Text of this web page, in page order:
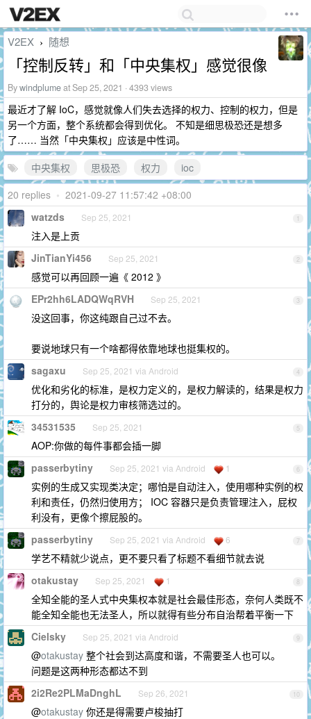
V2EX › 随想
「控制反转」和「中央集权」感觉很像
Bywindplumeat Sep 25, 2021 · 4393 views
最近才了解 IoC，感觉就像人们失去选择的权力、控制的权力，但是
另一个方面，整个系统都会得到优化。 不知是细思极恐还是想多
了…… 当然「中央集权」应该是中性词。
中央集权
思极恐 权力
ioc
20 replies • 2021-09-27 11:57:42 +08:00
1
watzds Sep 25, 2021
注入是上贡
2
JinTianYi456 Sep 25, 2021
感觉可以再回顾一遍《 2012 》
3
EPr2hh6LADQWqRVH Sep 25, 2021
没这回事，你这纯跟自己过不去。
要说地球只有一个啥都得依靠地球也挺集权的。
4
sagaxu Sep 25, 2021 via Android
优化和劣化的标准，是权力定义的，是权力解读的，结果是权力
打分的，舆论是权力审核筛选过的。
5
34531535 Sep 25, 2021
AOP:你做的每件事都会插一脚
6
passerbytiny Sep 25, 2021 via Android 1
实例的生成又实现类决定；哪怕是自动注入，使用哪种实例的权
利和责任，仍然归使用方； IOC 容器只是负责管理注入，屁权
利没有，更像个擦屁股的。
7
passerbytiny Sep 25, 2021 via Android 6
学艺不精就少说点，更不要只看了标题不看细节就去说
8
otakustay Sep 25, 2021 1
全知全能的圣人式中央集权本就是社会最佳形态，奈何人类既不
能全知全能也无法圣人，所以就得有些分布自治帮着平衡一下
9
Cielsky Sep 25, 2021 via Android
@otakustay 整个社会到达高度和谐，不需要圣人也可以。
问题是这两种形态都达不到
10
2i2Re2PLMaDnghL Sep 26, 2021
@otakustay 你还是得需要卢梭抽打